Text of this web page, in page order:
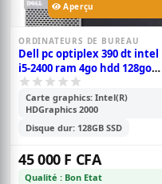
Aperçu
ORDINATEURS DE BUREAU
Dell pc optiplex 390 dt intel
i5-2400 ram 4go hdd 128go
w10
Carte graphics: Intel(R)
HDGraphics 2000
Disque dur: 128GB SSD
45 000 F CFA
Qualité : Bon Etat